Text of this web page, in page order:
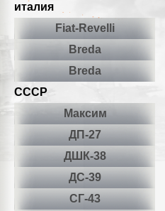
италия
Fiat-Revelli
Breda
Breda
СССР
Максим
ДП-27
ДШК-38
ДС-39
СГ-43